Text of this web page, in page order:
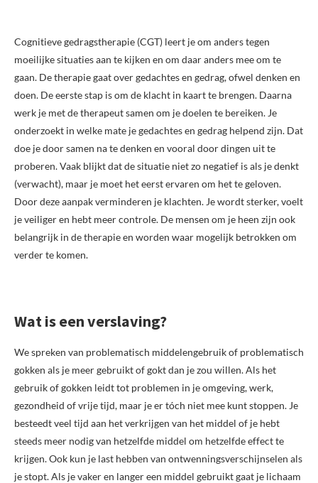
Cognitieve gedragstherapie (CGT) leert je om anders tegen
moeilijke situaties aan te kijken en om daar anders mee om te
gaan. De therapie gaat over gedachtes en gedrag, ofwel denken en
doen. De eerste stap is om de klacht in kaart te brengen. Daarna
werk je met de therapeut samen om je doelen te bereiken. Je
onderzoekt in welke mate je gedachtes en gedrag helpend zijn. Dat
doe je door samen na te denken en vooral door dingen uit te
proberen. Vaak blijkt dat de situatie niet zo negatief is als je denkt
(verwacht), maar je moet het eerst ervaren om het te geloven.
Door deze aanpak verminderen je klachten. Je wordt sterker, voelt
je veiliger en hebt meer controle. De mensen om je heen zijn ook
belangrijk in de therapie en worden waar mogelijk betrokken om
verder te komen.
Wat is een verslaving?
We spreken van problematisch middelengebruik of problematisch
gokken als je meer gebruikt of gokt dan je zou willen. Als het
gebruik of gokken leidt tot problemen in je omgeving, werk,
gezondheid of vrije tijd, maar je er tóch niet mee kunt stoppen. Je
besteedt veel tijd aan het verkrijgen van het middel of je hebt
steeds meer nodig van hetzelfde middel om hetzelfde effect te
krijgen. Ook kun je last hebben van ontwenningsverschijnselen als
je stopt. Als je vaker en langer een middel gebruikt gaat je lichaam